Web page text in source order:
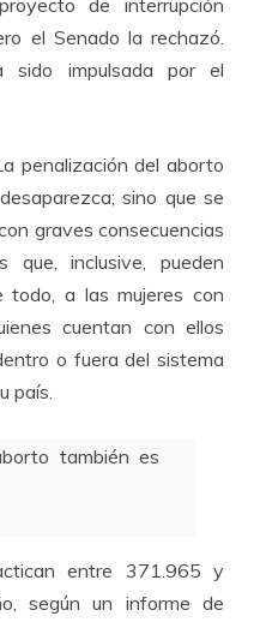
de interrupción
el Senado la rechazó.
impulsada por el
penalización del aborto
sino que se
graves consecuencias
que, inclusive, pueden
todo, a las mujeres con
cuentan con ellos
o fuera del sistema
país.
también es
entre 371.965 y
según un informe de